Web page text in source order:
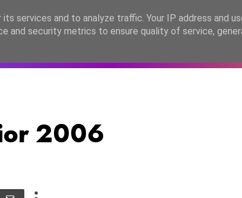
EASC2026 PORTUGAL LANÇAMENTOS
2006
services and to analyze traffic. Your IP address and
and security metrics to ensure quality of service,